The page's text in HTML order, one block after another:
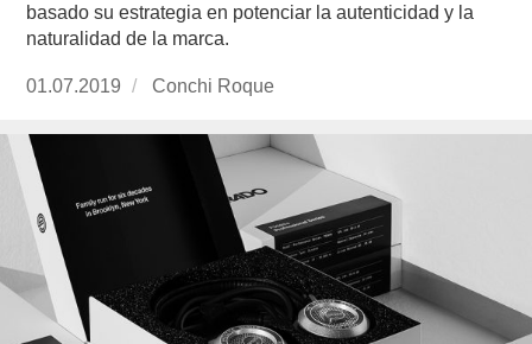
basado su estrategia en potenciar la autenticidad y la
naturalidad de la marca.
Publicado
01.07.2019
https://www.experimenta.es/author/conchi-
Conchi Roque